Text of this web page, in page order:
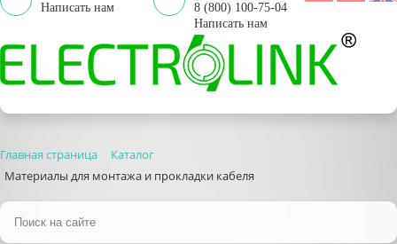
Написать нам
8 (800) 100-75-04
Написать нам
Главная страница
Каталог
Материалы для монтажа и прокладки кабеля